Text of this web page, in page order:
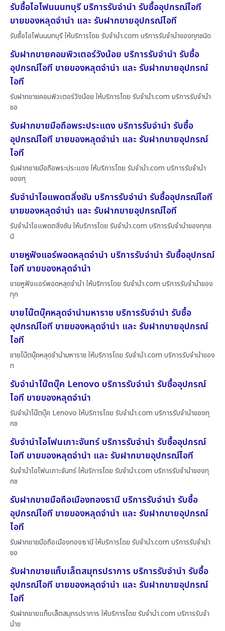
รับซื้อไอโฟนนนทบุรี บริการรับจำนำ รับซื้ออุปกรณ์ไอที
ขายของหลุดจำนำ และ รับฝากขายอุปกรณ์ไอที
รับซื้อไอโฟนนนทบุรี ให้บริการโดย รับจํานํา.com บริการรับจำนำของทุกชนิด
รับฝากขายคอมพิวเตอร์วังน้อย บริการรับจำนำ รับซื้อ
อุปกรณ์ไอที ขายของหลุดจำนำ และ รับฝากขายอุปกรณ์
ไอที
รับฝากขายคอมพิวเตอร์วังน้อย ให้บริการโดย รับจํานํา.com บริการรับจำนำ
ขอ
รับฝากขายมือถือพระประแดง บริการรับจำนำ รับซื้อ
อุปกรณ์ไอที ขายของหลุดจำนำ และ รับฝากขายอุปกรณ์
ไอที
รับฝากขายมือถือพระประแดง ให้บริการโดย รับจํานํา.com บริการรับจำนำ
ของทุ
รับจำนำไอแพดตลิ่งชัน บริการรับจำนำ รับซื้ออุปกรณ์ไอที
ขายของหลุดจำนำ และ รับฝากขายอุปกรณ์ไอที
รับจำนำไอแพดตลิ่งชัน ให้บริการโดย รับจํานํา.com บริการรับจำนำของทุกช
นิ
ขายหูฟังแอร์พอดหลุดจำนำ บริการรับจำนำ รับซื้ออุปกรณ์
ไอที ขายของหลุดจำนำ
ขายหูฟังแอร์พอดหลุดจำนำ ให้บริการโดย รับจํานํา.com บริการรับจำนำของ
ทุก
ขายโน๊ตบุ๊คหลุดจำนำมหาราช บริการรับจำนำ รับซื้อ
อุปกรณ์ไอที ขายของหลุดจำนำ และ รับฝากขายอุปกรณ์
ไอที
ขายโน๊ตบุ๊คหลุดจำนำมหาราช ให้บริการโดย รับจํานํา.com บริการรับจำนำของ
ท
รับจำนำโน๊ตบุ๊ค Lenovo บริการรับจำนำ รับซื้ออุปกรณ์
ไอที ขายของหลุดจำนำ
รับจำนำโน๊ตบุ๊ค Lenovo ให้บริการโดย รับจํานํา.com บริการรับจำนำของทุ
กช
รับจำนำไอโฟนเกาะจันทร์ บริการรับจำนำ รับซื้ออุปกรณ์
ไอที ขายของหลุดจำนำ และ รับฝากขายอุปกรณ์ไอที
รับจำนำไอโฟนเกาะจันทร์ ให้บริการโดย รับจํานํา.com บริการรับจำนำของทุ
กช
รับฝากขายมือถือเมืองทองธานี บริการรับจำนำ รับซื้อ
อุปกรณ์ไอที ขายของหลุดจำนำ และ รับฝากขายอุปกรณ์
ไอที
รับฝากขายมือถือเมืองทองธานี ให้บริการโดย รับจํานํา.com บริการรับจำนำ
ขอ
รับฝากขายแท็บเล็ตสมุทรปราการ บริการรับจำนำ รับซื้อ
อุปกรณ์ไอที ขายของหลุดจำนำ และ รับฝากขายอุปกรณ์
ไอที
รับฝากขายแท็บเล็ตสมุทรปราการ ให้บริการโดย รับจํานํา.com บริการรับจำ
นำข